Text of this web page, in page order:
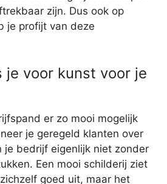
zijn. Dus ook op
je profijt van deze
je voor kunst voor je
er zo mooi mogelijk
je geregeld klanten over
je bedrijf eigenlijk niet zonder
Een mooi schilderij ziet
goed uit, maar het